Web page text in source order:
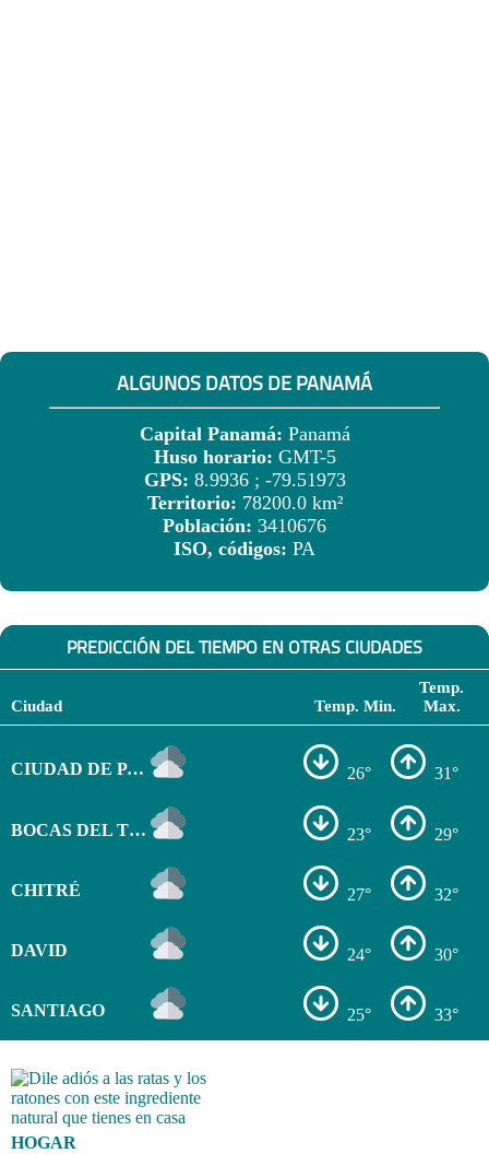
ALGUNOS DATOS DE PANAMÁ
Capital Panamá: Panamá
Huso horario: GMT-5
GPS: 8.9936 ; -79.51973
Territorio: 78200.0 km²
Población: 3410676
ISO, códigos: PA
PREDICCIÓN DEL TIEMPO EN OTRAS CIUDADES
Ciudad Temp. Min.
Temp.
Max.
CIUDAD DE PANAMÁ 26° 31°
BOCAS DEL TORO 23° 29°
CHITRÉ 27° 32°
DAVID 24° 30°
SANTIAGO 25° 33°
HOGAR